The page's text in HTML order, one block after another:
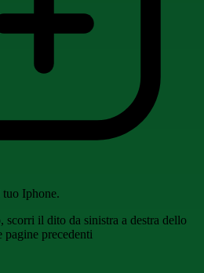
Iphone.
scorri il dito da sinistra a destra dello
pagine precedenti